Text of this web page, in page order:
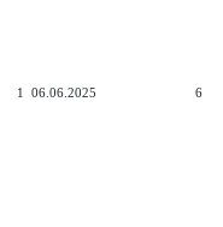
1 06.06.2025 6